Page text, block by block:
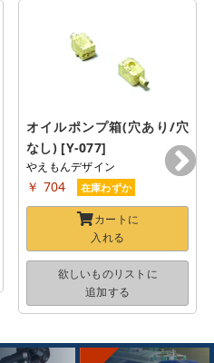
オイルポンプ箱(穴あり/穴
なし) [Y-077]
やえもんデザイン
￥ 704 在庫わずか
カートに
入れる
欲しいものリストに
追加する